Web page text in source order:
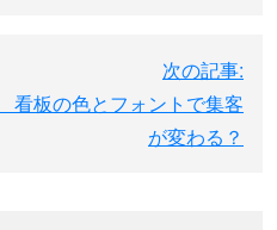
次の記事:
看板の色とフォントで集客
が変わる？